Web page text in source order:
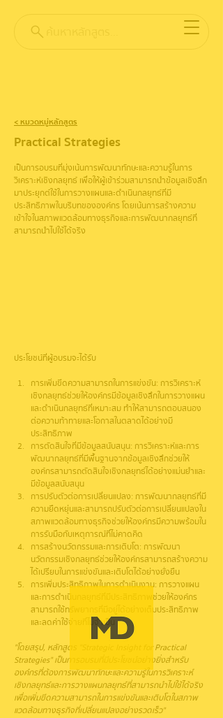
< หมวดหมู่หลักสูตร
Practical Strategies
เป็นการอบรมที่มุ่งเน้นการพัฒนาทักษะและความรู้ในการ
วิเคราะห์เชิงกลยุทธ์ เพื่อให้ผู้เข้าร่วมสามารถนำข้อมูลเชิงลึก
มาประยุกต์ใช้ในการวางแผนและดำเนินกลยุทธ์ที่มี
ประสิทธิภาพในบริบทขององค์กร โดยเน้นการสร้างความ
เข้าใจในสภาพแวดล้อมทางธุรกิจและการพัฒนากลยุทธ์ที่
สามารถนำไปใช้ได้จริง
ประโยชน์ที่ผู้อบรมจะได้รับ
การเพิ่มขีดความสามารถในการแข่งขัน: การวิเคราะห์
เชิงกลยุทธ์ช่วยให้องค์กรมีข้อมูลเชิงลึกในการวางแผน
และดำเนินกลยุทธ์ที่เหมาะสม ทำให้สามารถตอบสนอง
ต่อความท้าทายและโอกาสในตลาดได้อย่างมี
ประสิทธิภาพ
การตัดสินใจที่มีข้อมูลสนับสนุน: การวิเคราะห์และการ
พัฒนากลยุทธ์ที่มีพื้นฐานจากข้อมูลเชิงลึกช่วยให้
องค์กรสามารถตัดสินใจเชิงกลยุทธ์ได้อย่างแม่นยำและ
มีข้อมูลสนับสนุน
การปรับตัวต่อการเปลี่ยนแปลง:  การพัฒนากลยุทธ์ที่มี
ความยืดหยุ่นและสามารถปรับตัวต่อการเปลี่ยนแปลงใน
สภาพแวดล้อมทางธุรกิจช่วยให้องค์กรมีความพร้อมใน
การรับมือกับเหตุการณ์ที่ไม่คาดคิด
การสร้างนวัตกรรมและการเติบโต: การพัฒนา
นวัตกรรมเชิงกลยุทธ์ช่วยให้องค์กรสามารถสร้างความ
ได้เปรียบในการแข่งขันและเติบโตได้อย่างยั่งยืน
การเพิ่มประสิทธิภาพในการดำเนินงาน: การวางแผน
และการดำเนินกลยุทธ์ที่มีประสิทธิภาพช่วยให้องค์กร
สามารถใช้ทรัพยากรที่มีอยู่ได้อย่างเต็มประสิทธิภาพ
และลดค่าใช้จ่ายที่ไม่จำเป็น
"โดยสรุป, หลักสูตร "Strategic Insight for Practical
Strategies" เป็นการอบรมที่มีประโยชน์อย่างยิ่งสำหรับ
องค์กรที่ต้องการพัฒนาทักษะและความรู้ในการวิเคราะห์
เชิงกลยุทธ์และการวางแผนกลยุทธ์ที่สามารถนำไปใช้ได้จริง
เพื่อเพิ่มขีดความสามารถในการแข่งขันและเติบโตในสภาพ
แวดล้อมทางธุรกิจที่เปลี่ยนแปลงอย่างรวดเร็ว"